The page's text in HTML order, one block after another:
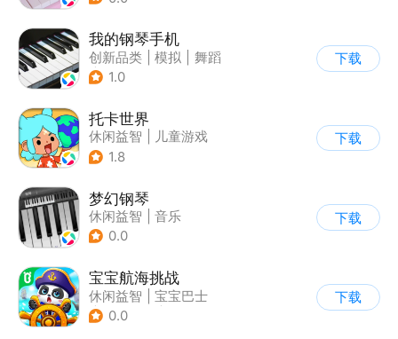
我的钢琴手机
创新品类 模拟
舞蹈
| 写实
1.0
下载
托卡世界
休闲益智
儿童游戏
1.8
下载
梦幻钢琴
休闲益智
音乐
0.0
下载
宝宝航海挑战
休闲益智
宝宝巴士
| 学习教育
0.0
下载